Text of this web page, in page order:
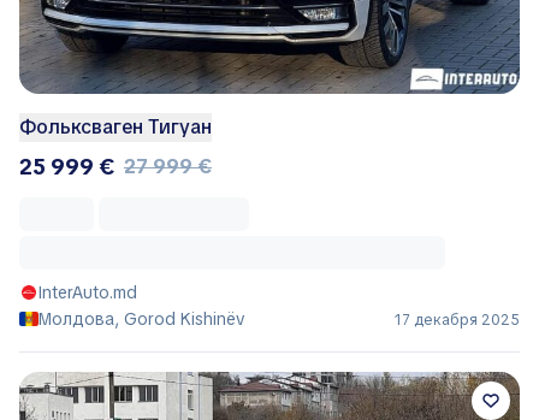
Фольксваген Тигуан
25 999 € 27 999 €
InterAuto.md
Молдова, Gorod Kishinëv
17 декабря 2025